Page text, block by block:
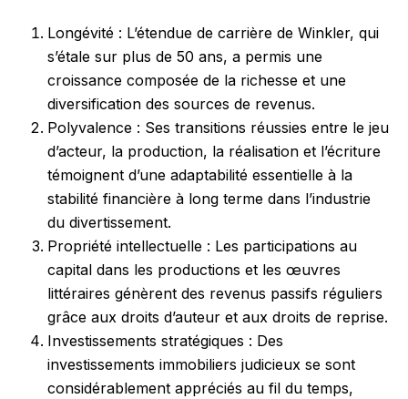
Longévité : L’étendue de carrière de Winkler, qui
s’étale sur plus de 50 ans, a permis une
croissance composée de la richesse et une
diversification des sources de revenus.
Polyvalence : Ses transitions réussies entre le jeu
d’acteur, la production, la réalisation et l’écriture
témoignent d’une adaptabilité essentielle à la
stabilité financière à long terme dans l’industrie
du divertissement.
Propriété intellectuelle : Les participations au
capital dans les productions et les œuvres
littéraires génèrent des revenus passifs réguliers
grâce aux droits d’auteur et aux droits de reprise.
Investissements stratégiques : Des
investissements immobiliers judicieux se sont
considérablement appréciés au fil du temps,